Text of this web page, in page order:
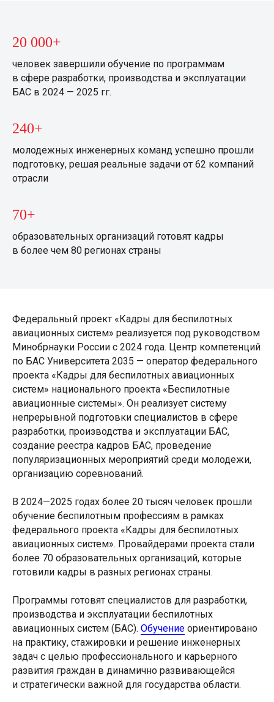
20 000+
человек завершили обучение по программам
в сфере разработки, производства и эксплуатации
БАС в 2024 — 2025 гг.
240+
молодежных инженерных команд успешно прошли
подготовку, решая реальные задачи от 62 компаний
отрасли
70+
образовательных организаций готовят кадры
в более чем 80 регионах страны
Федеральный проект «Кадры для беспилотных
авиационных систем» реализуется под руководством
Минобрнауки России с 2024 года. Центр компетенций
по БАС Университета 2035 — оператор федерального
проекта «Кадры для беспилотных авиационных
систем» национального проекта «Беспилотные
авиационные системы». Он реализует систему
непрерывной подготовки специалистов в сфере
разработки, производства и эксплуатации БАС,
создание реестра кадров БАС, проведение
популяризационных мероприятий среди молодежи,
организацию соревнований.
В 2024—2025 годах более 20 тысяч человек прошли
обучение беспилотным профессиям в рамках
федерального проекта «Кадры для беспилотных
авиационных систем». Провайдерами проекта стали
более 70 образовательных организаций, которые
готовили кадры в разных регионах страны.
Программы готовят специалистов для разработки,
производства и эксплуатации беспилотных
авиационных систем (БАС). Обучение ориентировано
на практику, стажировки и решение инженерных
задач с целью профессионального и карьерного
развития граждан в динамично развивающейся
и стратегически важной для государства области.